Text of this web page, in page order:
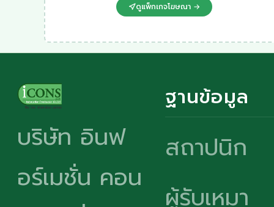
ดูแพ็กเกจโฆษณา →
บริษัท อินฟ
อร์เมชั่น คอน
ฐานข้อมูล
สถาปนิก
ผู้รับเหมา